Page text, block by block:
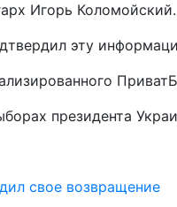
Игорь
эту
президента
свое возвращение